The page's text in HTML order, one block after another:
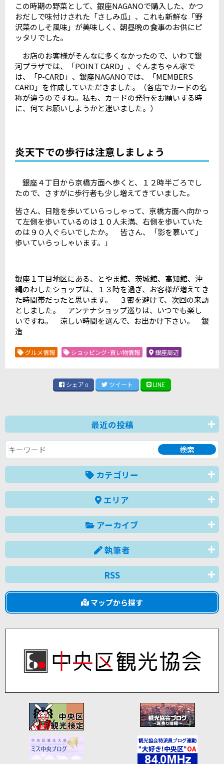
この時期の野菜として、銀座NAGANOで購入した、かつ
おだしで味付けされた「さしみ瓜」、これも新鮮な「野
沢菜のしそ風味」が美味しく、朝昼晩の食事のお供にピ
ッタリでした。
お店のお客様がそんなに多くなかったので、いわて銀
河プラザでは、「POINT CARD」、ぐんまちゃん家で
は、「P-CARD」、銀座NAGANOでは、「MEMBERS
CARD」を作成していただきました。（各店でカードの名
称が違うのですね。私も、カードの発行をお願いする時
に、何てお願いしようかと迷いました。）
炎天下での歩行は注意しましょう
銀座４丁目から京橋方面へ歩くと、１２時半ごろでし
たので、さすがに歩行者も少し増えてきていました。
皆さん、日陰を歩いていらっしゃって、京橋方面へ向かっ
て左側を歩いているのは１０人未満、右側を歩いていた
のは９０人ぐらいでしたか。 皆さん、「影を慕いて」
歩いていらっしゃいます。」
銀座１丁目地区にある、とやま館、茨城館、高知館、沖
縄のわしたショップは、１３時を過ぎ、お客様が増えてき
た時間帯だったと思います。 ３密を避けて、次回の来訪
としました。 アンテナショップ巡りは、いつでも楽し
いですね。 涼しい時間を選んで、お出かけ下さい。 銀
造
グルメ情報 ショッピング･買い物情報 銀座周辺
シェア 0 ツイート LINE
最近の投稿
カテゴリー
エリア
アーカイブ
執筆者
RSS
マップから探す